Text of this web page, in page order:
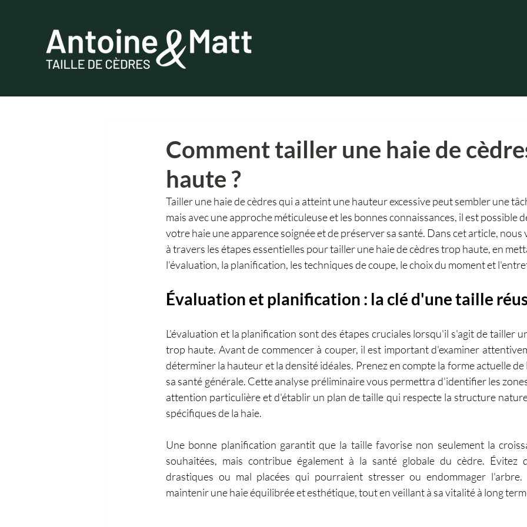
Comment tailler une haie de
haute ?
Tailler une haie de cèdres qui a atteint une hauteur excessive peut sembler une
mais avec une approche méticuleuse et les bonnes connaissances, il est possible
votre haie une apparence soignée et de préserver sa santé. Dans cet article,
à travers les étapes essentielles pour tailler une haie de cèdres trop haute, en
l'évaluation, la planification, les techniques de coupe, le choix du moment et
Évaluation et planification : la clé d'une taille
L'évaluation et la planification sont des étapes cruciales lorsqu'il s'agit de tailler
trop haute. Avant de commencer à couper, il est important d'examiner
déterminer la hauteur et la densité idéales. Prenez en compte la forme actuelle de
sa santé générale. Cette analyse préliminaire vous permettra d'identifier les
attention particulière et d'établir un plan de taille qui respecte la structure
spécifiques de la haie.
Une bonne planification garantit que la taille favorise non seulement la
souhaitées, mais contribue également à la santé globale du cèdre. Évitez
drastiques ou mal placées qui pourraient stresser ou endommager l'arbre.
maintenir une haie équilibrée et esthétique, tout en veillant à sa vitalité à long